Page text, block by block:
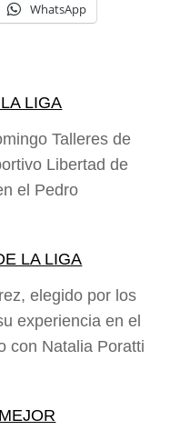
WhatsApp
LIGA
Talleres de
Libertad de
el Pedro
LA LIGA
elegido por los
experiencia en el
con Natalia Poratti